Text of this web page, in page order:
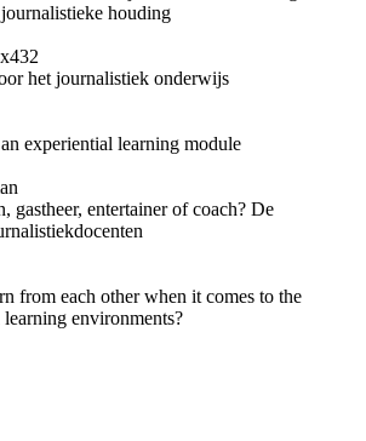
houding
het journalistiek onderwijs
experiential learning module​
gastheer, entertainer of coach? De
from each other when it comes to the
environments?